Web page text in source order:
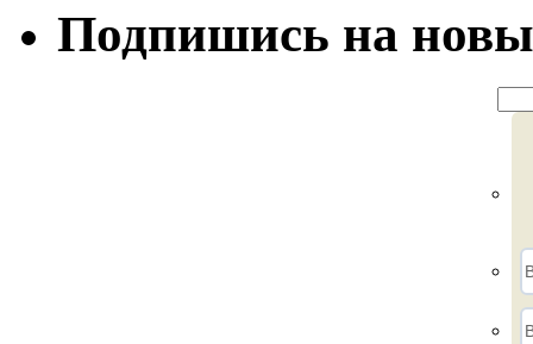
Подпишись на